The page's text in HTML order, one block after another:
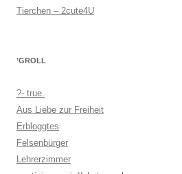
Tierchen – 2cute4U
’GROLL
?- true.
Aus Liebe zur Freiheit
Erbloggtes
Felsenbürger
Lehrerzimmer